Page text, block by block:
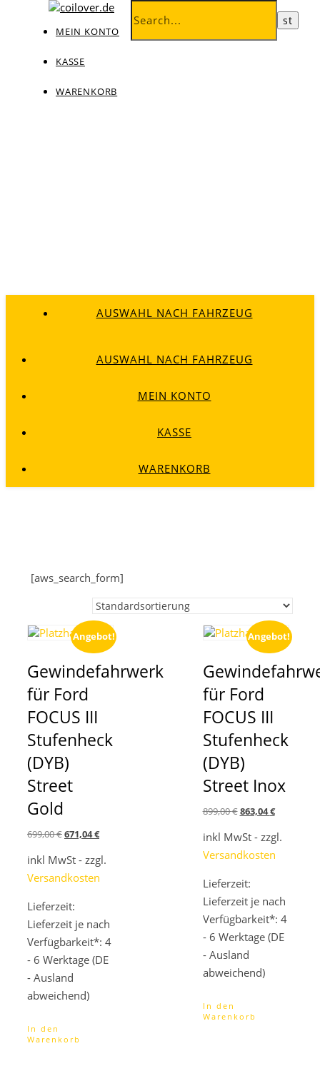
MEIN KONTO
KASSE
WARENKORB
AUSWAHL NACH FAHRZEUG
AUSWAHL NACH FAHRZEUG
MEIN KONTO
KASSE
WARENKORB
[aws_search_form]
Angebot!
Gewindefahrwerk
für Ford
FOCUS III
Stufenheck
(DYB)
Street
Gold
699,00€Ursprünglicher
war:
699,00 €
671,04€Aktueller
ist:
inkl MwSt - zzgl.
Versandkosten
Lieferzeit:
Lieferzeit je nach
Verfügbarkeit*: 4
- 6 Werktage (DE
- Ausland
abweichend)
In den
Warenkorb
Angebot!
für Ford
FOCUS III
Stufenheck
(DYB)
Street Inox
899,00€Ursprünglicher
war:
899,00 €
863,04€Aktueller
ist:
inkl MwSt - zzgl.
Versandkosten
Lieferzeit:
Lieferzeit je nach
Verfügbarkeit*: 4
- 6 Werktage (DE
- Ausland
abweichend)
In den
Warenkorb